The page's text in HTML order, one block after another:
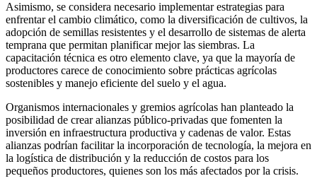
Asimismo, se considera necesario implementar estrategias para
enfrentar el cambio climático, como la diversificación de cultivos, la
adopción de semillas resistentes y el desarrollo de sistemas de alerta
temprana que permitan planificar mejor las siembras. La
capacitación técnica es otro elemento clave, ya que la mayoría de
productores carece de conocimiento sobre prácticas agrícolas
sostenibles y manejo eficiente del suelo y el agua.
Organismos internacionales y gremios agrícolas han planteado la
posibilidad de crear alianzas público-privadas que fomenten la
inversión en infraestructura productiva y cadenas de valor. Estas
alianzas podrían facilitar la incorporación de tecnología, la mejora en
la logística de distribución y la reducción de costos para los
pequeños productores, quienes son los más afectados por la crisis.